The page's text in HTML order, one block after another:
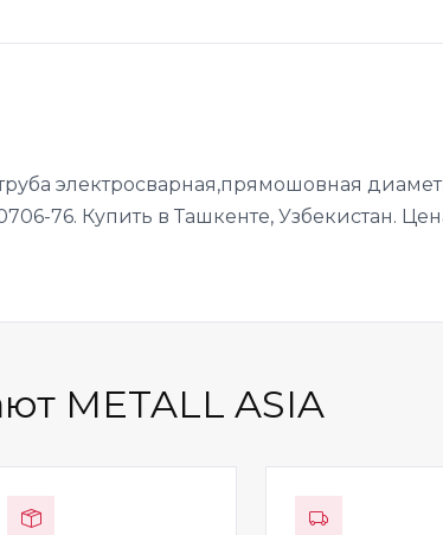
электросварная,прямошовная
76. Купить в Ташкенте, Узбекистан.
METALL ASIA